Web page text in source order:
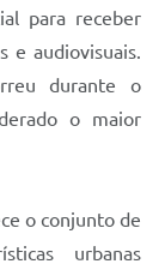
para receber
e audiovisuais.
durante o
o maior
o conjunto de
urbanas